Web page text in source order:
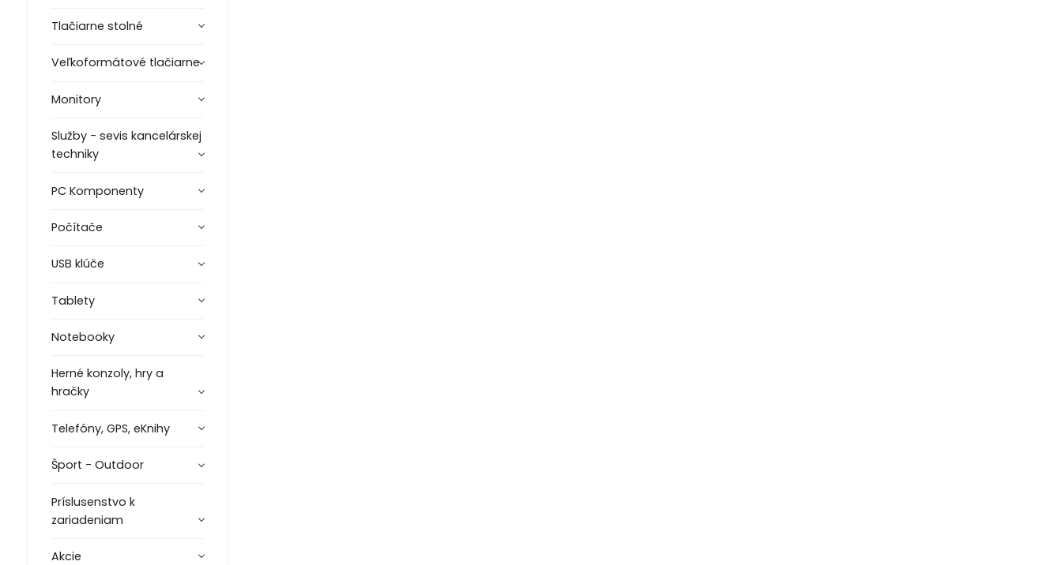
Tlačiarne stolné
Veľkoformátové tlačiarne
Monitory
Služby - sevis kancelárskej
techniky
PC Komponenty
Počítače
USB klúče
Tablety
Notebooky
Herné konzoly, hry a
hračky
Telefóny, GPS, eKnihy
Šport - Outdoor
Príslusenstvo k
zariadeniam
Akcie